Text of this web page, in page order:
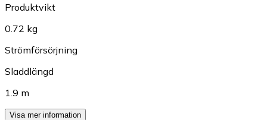
Produktvikt
0.72 kg
Strömförsörjning
Sladdlängd
1.9 m
Visa mer information